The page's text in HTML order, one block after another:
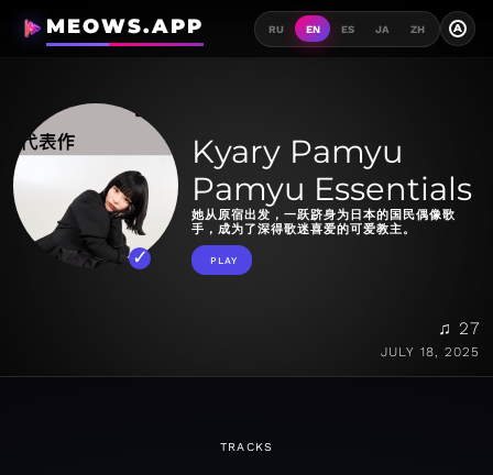
MEOWS.APP RU EN ES JA ZH A
Kyary Pamyu
Pamyu Essentials
她从原宿出发，一跃跻身为日本的国民偶像歌
手，成为了深得歌迷喜爱的可爱教主。
PLAY
♫ 27
JULY 18, 2025
TRACKS